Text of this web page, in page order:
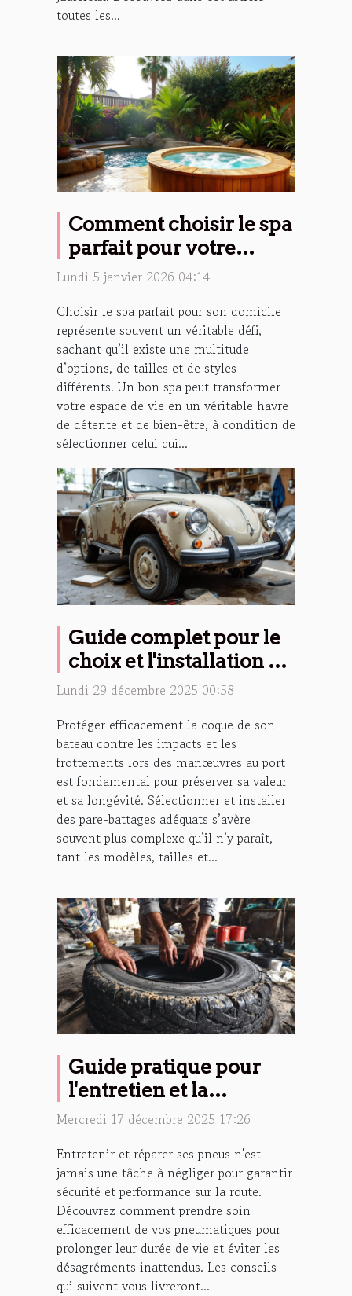
toutes les...
Comment choisir le spa
parfait pour votre
maison ?
Lundi 5 janvier 2026 04:14
Choisir le spa parfait pour son domicile
représente souvent un véritable défi,
sachant qu’il existe une multitude
d’options, de tailles et de styles
différents. Un bon spa peut transformer
votre espace de vie en un véritable havre
de détente et de bien-être, à condition de
sélectionner celui qui...
Guide complet pour le
choix et l'installation de
pare-battages
Lundi 29 décembre 2025 00:58
Protéger efficacement la coque de son
bateau contre les impacts et les
frottements lors des manœuvres au port
est fondamental pour préserver sa valeur
et sa longévité. Sélectionner et installer
des pare-battages adéquats s’avère
souvent plus complexe qu’il n’y paraît,
tant les modèles, tailles et...
Guide pratique pour
l'entretien et la
réparation de vos pneus
Mercredi 17 décembre 2025 17:26
Entretenir et réparer ses pneus n'est
jamais une tâche à négliger pour garantir
sécurité et performance sur la route.
Découvrez comment prendre soin
efficacement de vos pneumatiques pour
prolonger leur durée de vie et éviter les
désagréments inattendus. Les conseils
qui suivent vous livreront...